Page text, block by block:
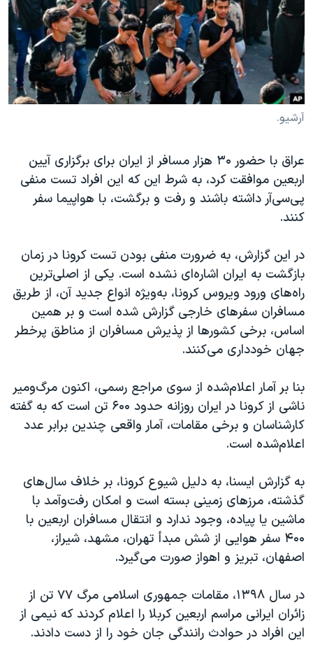
فرهنگ و زندگی
حقوق شهروندی
اقتصادی
علم و فناوری
اسرائیل در جنگ
آرشیو پخش زنده
مستندها
انتخابات ریاست جمهوری آمریکا ۲۰۲۴
حمله جمهوری اسلامی به اسرائیل
رمز مهسا
ورزش زنان در ایران
مجموعه مستندهای دادخواهی
تریبونال مردمی آبان ۹۸
دادگاه حمید نوری
قانون شفافیت دارائی کادر رهبری ایران
اعتراضات مردمی آبان ۹۸
اسرائیل در جنگ
نرگس محمدی برنده جایزه نوبل صلح
صفحه‌های ویژه
سفر پرزیدنت ترامپ به چین
دنبال کنید
زبانهای مختلف
آرشیو.
عراق با حضور ۳۰ هزار مسافر از ایران برای برگزاری آیین
اربعین موافقت کرد، به شرط این که این افراد تست منفی
پی‌سی‌آر داشته باشند و رفت و برگشت، با هواپیما سفر
کنند.
در این گزارش، به ضرورت منفی بودن تست کرونا در زمان
بازگشت به ایران اشاره‌ای نشده است. یکی از اصلی‌ترین
راه‌های ورود ویروس کرونا، به‌ویژه انواع جدید آن، از طریق
مسافران سفرهای خارجی گزارش شده است و بر همین
اساس، برخی کشورها از پذیرش مسافران از مناطق پرخطر
جهان خودداری می‌کنند.
بنا بر آمار اعلام‌شده از سوی مراجع رسمی، اکنون مرگ‌ومیر
ناشی از کرونا در ایران روزانه حدود ۶۰۰ تن است که به گفته
کارشناسان و برخی مقامات، آمار واقعی چندین برابر عدد
اعلام‌شده است.
به گزارش ایسنا، به دلیل شیوع کرونا، بر خلاف سال‌های
گذشته، مرزهای زمینی بسته است و امکان رفت‌وآمد با
ماشین یا پیاده، وجود ندارد و انتقال مسافران اربعین با
۴۰۰ سفر هوایی از شش مبدأ تهران، مشهد، شیراز،
اصفهان، تبریز و اهواز صورت می‌گیرد.
در سال ۱۳۹۸، مقامات جمهوری اسلامی مرگ ۷۷ تن از
زائران ایرانی مراسم اربعین کربلا را اعلام کردند که نیمی از
این افراد در حوادث رانندگی جان خود را از دست دادند.